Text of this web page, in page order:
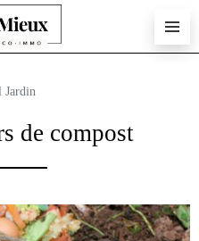
Jardin
de compost